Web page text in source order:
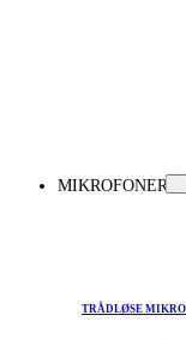
MIKROFONER
TRÅDLØSE